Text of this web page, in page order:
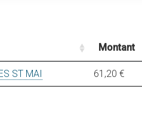
Montant
ST MAI 61,20 €